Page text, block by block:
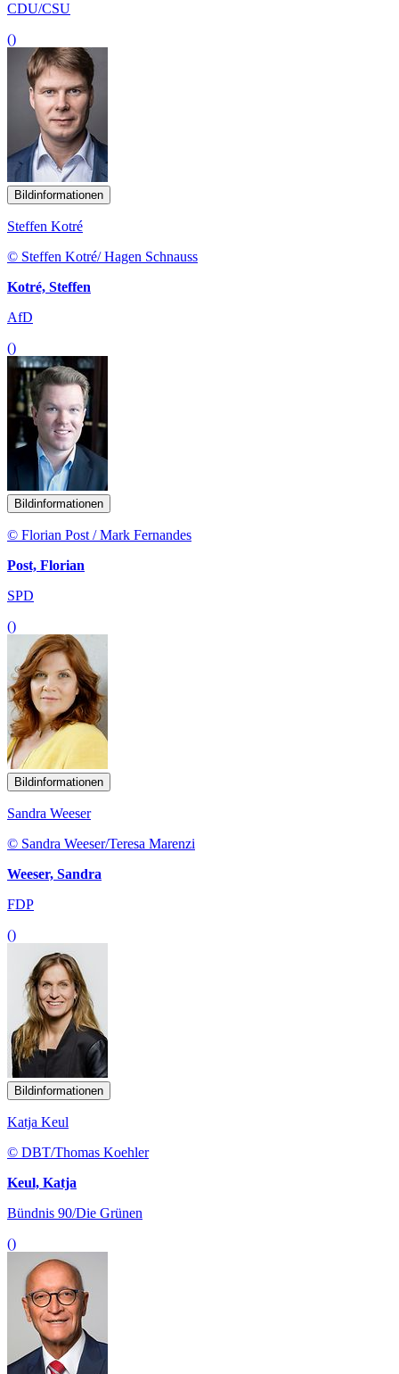
CDU/CSU
()
Bildinformationen
Steffen Kotré
© Steffen Kotré/ Hagen Schnauss
Kotré, Steffen
AfD
()
Bildinformationen
© Florian Post / Mark Fernandes
Post, Florian
SPD
()
Bildinformationen
Sandra Weeser
© Sandra Weeser/Teresa Marenzi
Weeser, Sandra
FDP
()
Bildinformationen
Katja Keul
© DBT/Thomas Koehler
Keul, Katja
Bündnis 90/Die Grünen
()